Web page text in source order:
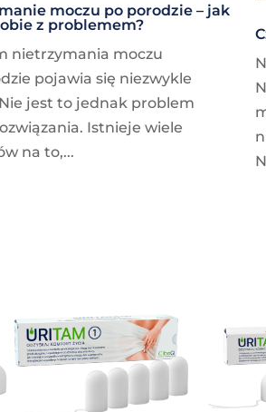
moczu po porodzie – jak
z problemem?
nietrzymania moczu
pojawia się niezwykle
jest to jednak problem
Istnieje wiele
na to,...